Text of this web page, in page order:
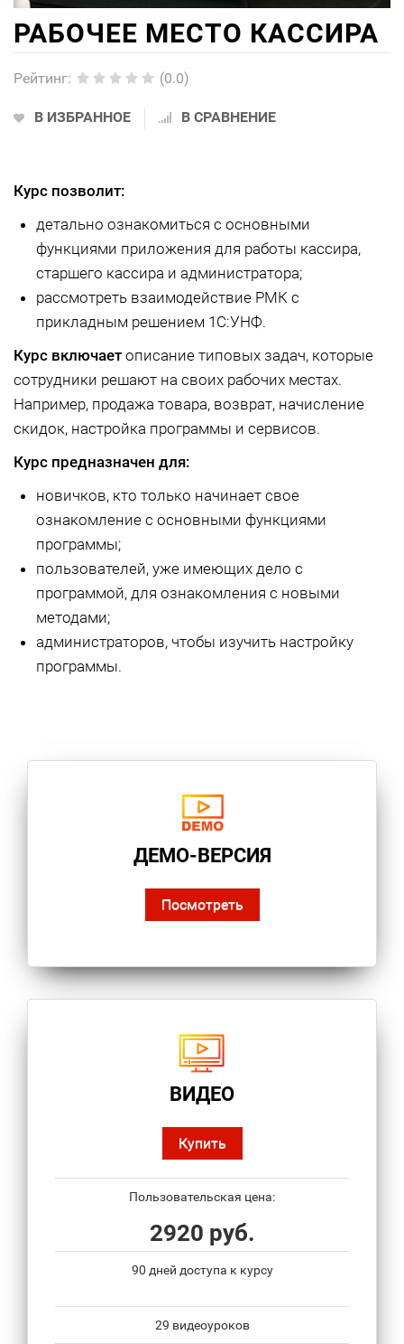
РАБОЧЕЕ МЕСТО КАССИРА
Рейтинг: (0.0)
В ИЗБРАННОЕ В СРАВНЕНИЕ
Курс позволит:
детально ознакомиться с основными
функциями приложения для работы кассира,
старшего кассира и администратора;
рассмотреть взаимодействие РМК с
прикладным решением 1С:УНФ.
Курс включаетописание типовых задач, которые
сотрудники решают на своих рабочих местах.
Например, продажа товара, возврат, начисление
скидок, настройка программы и сервисов.
Курс предназначен для:
новичков, кто только начинает свое
ознакомление с основными функциями
программы;
пользователей, уже имеющих дело с
программой, для ознакомления с новыми
методами;
администраторов, чтобы изучить настройку
программы.
ДЕМО-ВЕРСИЯ
Посмотреть
ВИДЕО
Купить
Пользовательская цена:
2920 руб.
90 дней доступа к курсу
29 видеоуроков